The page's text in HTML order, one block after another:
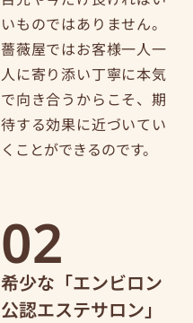
いものではありません。
薔薇屋ではお客様一人一
人に寄り添い丁寧に本気
で向き合うからこそ、期
待する効果に近づいてい
くことができるのです。
02
希少な「エンビロン
公認エステサロン」